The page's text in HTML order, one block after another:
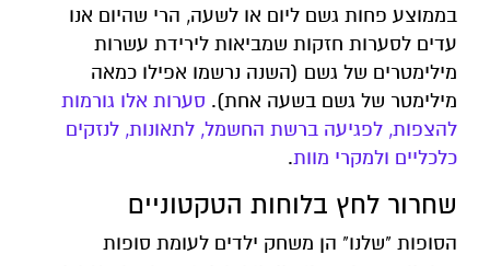
בממוצע פחות גשם ליום או לשעה, הרי שהיום אנו
עדים לסערות חזקות שמביאות לירידת עשרות
מילימטרים של גשם (השנה נרשמו אפילו כמאה
מילימטר של גשם בשעה אחת). סערות אלו גורמות
להצפות, לפגיעה ברשת החשמל, לתאונות, לנזקים
כלכליים ולמקרי מוות.
שחרור לחץ בלוחות הטקטוניים
הסופות "שלנו" הן משחק ילדים לעומת סופות